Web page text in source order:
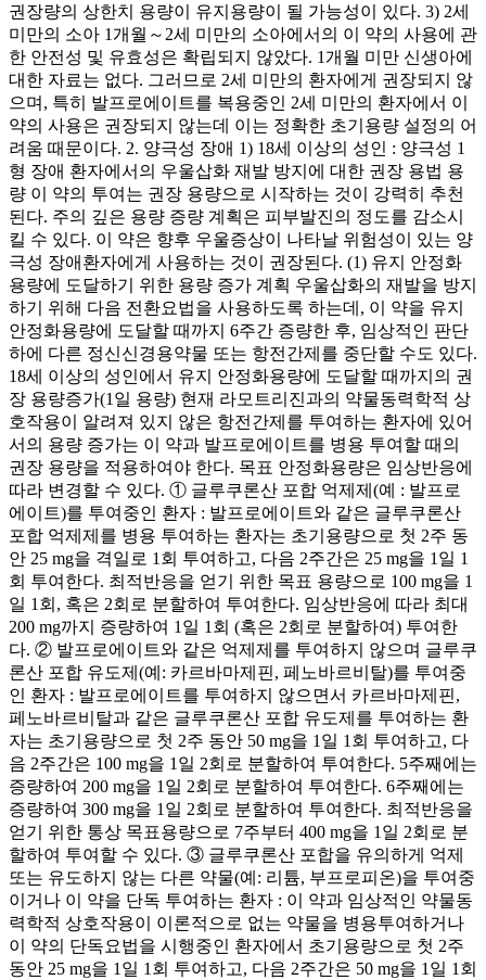
권장량의 상한치 용량이 유지용량이 될 가능성이 있다. 3) 2세
미만의 소아 1개월～2세 미만의 소아에서의 이 약의 사용에 관
한 안전성 및 유효성은 확립되지 않았다. 1개월 미만 신생아에
대한 자료는 없다. 그러므로 2세 미만의 환자에게 권장되지 않
으며, 특히 발프로에이트를 복용중인 2세 미만의 환자에서 이
약의 사용은 권장되지 않는데 이는 정확한 초기용량 설정의 어
려움 때문이다. 2. 양극성 장애 1) 18세 이상의 성인 : 양극성 1
형 장애 환자에서의 우울삽화 재발 방지에 대한 권장 용법 용
량 이 약의 투여는 권장 용량으로 시작하는 것이 강력히 추천
된다. 주의 깊은 용량 증량 계획은 피부발진의 정도를 감소시
킬 수 있다. 이 약은 향후 우울증상이 나타날 위험성이 있는 양
극성 장애환자에게 사용하는 것이 권장된다. (1) 유지 안정화
용량에 도달하기 위한 용량 증가 계획 우울삽화의 재발을 방지
하기 위해 다음 전환요법을 사용하도록 하는데, 이 약을 유지
안정화용량에 도달할 때까지 6주간 증량한 후, 임상적인 판단
하에 다른 정신신경용약물 또는 항전간제를 중단할 수도 있다.
18세 이상의 성인에서 유지 안정화용량에 도달할 때까지의 권
장 용량증가(1일 용량) 현재 라모트리진과의 약물동력학적 상
호작용이 알려져 있지 않은 항전간제를 투여하는 환자에 있어
서의 용량 증가는 이 약과 발프로에이트를 병용 투여할 때의
권장 용량을 적용하여야 한다. 목표 안정화용량은 임상반응에
따라 변경할 수 있다. ① 글루쿠론산 포합 억제제(예 : 발프로
에이트)를 투여중인 환자 : 발프로에이트와 같은 글루쿠론산
포합 억제제를 병용 투여하는 환자는 초기용량으로 첫 2주 동
안 25 mg을 격일로 1회 투여하고, 다음 2주간은 25 mg을 1일 1
회 투여한다. 최적반응을 얻기 위한 목표 용량으로 100 mg을 1
일 1회, 혹은 2회로 분할하여 투여한다. 임상반응에 따라 최대
200 mg까지 증량하여 1일 1회 (혹은 2회로 분할하여) 투여한
다. ② 발프로에이트와 같은 억제제를 투여하지 않으며 글루쿠
론산 포합 유도제(예: 카르바마제핀, 페노바르비탈)를 투여중
인 환자 : 발프로에이트를 투여하지 않으면서 카르바마제핀,
페노바르비탈과 같은 글루쿠론산 포합 유도제를 투여하는 환
자는 초기용량으로 첫 2주 동안 50 mg을 1일 1회 투여하고, 다
음 2주간은 100 mg을 1일 2회로 분할하여 투여한다. 5주째에는
증량하여 200 mg을 1일 2회로 분할하여 투여한다. 6주째에는
증량하여 300 mg을 1일 2회로 분할하여 투여한다. 최적반응을
얻기 위한 통상 목표용량으로 7주부터 400 mg을 1일 2회로 분
할하여 투여할 수 있다. ③ 글루쿠론산 포합을 유의하게 억제
또는 유도하지 않는 다른 약물(예: 리튬, 부프로피온)을 투여중
이거나 이 약을 단독 투여하는 환자 : 이 약과 임상적인 약물동
력학적 상호작용이 이론적으로 없는 약물을 병용투여하거나
이 약의 단독요법을 시행중인 환자에서 초기용량으로 첫 2주
동안 25 mg을 1일 1회 투여하고, 다음 2주간은 50 mg을 1일 1회